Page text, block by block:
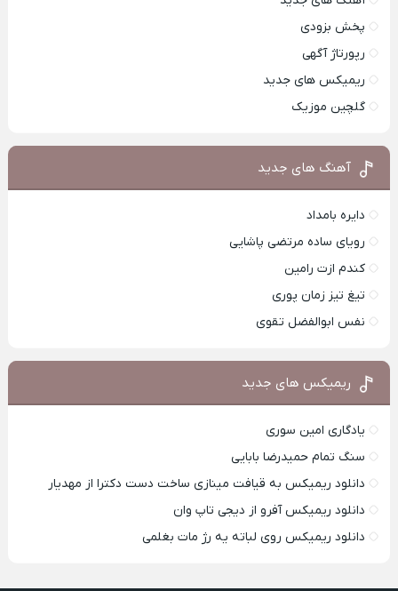
پخش بزودی
رپورتاژ آگهی
ریمیکس های جدید
گلچین موزیک
آهنگ های جدید
دایره بامداد
رویای ساده مرتضی پاشایی
کندم ازت رامین
تیغ تیز زمان پوری
نفس ابوالفضل تقوی
ریمیکس های جدید
یادگاری امین سوری
سنگ تمام حمیدرضا بابایی
دانلود ریمیکس به قیافت مینازی ساخت دست دکترا از مهدیار
دانلود ریمیکس آفرو از ديجی تاپ وان
دانلود ریمیکس روی لباته یه رژ مات بغلمی